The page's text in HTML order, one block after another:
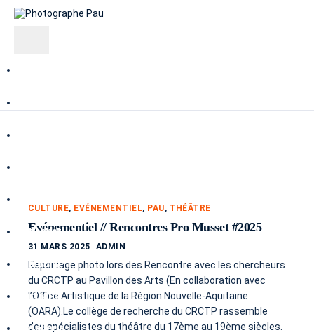
Artisanat
Immobilier
Portraits
Hôtellerie
CULTURE, EVÉNEMENTIEL, PAU, THÉÂTRE
Evénementiel // Rencontres Pro Musset #2025
31 MARS 2025 ADMIN
Reportage photo lors des Rencontre avec les chercheurs
du CRCTP au Pavillon des Arts (En collaboration avec
l’Office Artistique de la Région Nouvelle-Aquitaine
(OARA).Le collège de recherche du CRCTP rassemble
des spécialistes du théâtre du 17ème au 19ème siècles.